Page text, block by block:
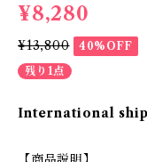
¥8,280
¥13,800
40%OFF
残り1点
International